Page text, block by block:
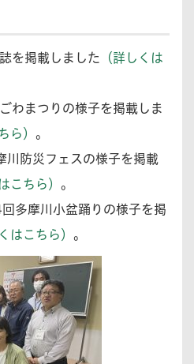
を掲載しました
（詳しくは
わまつりの様子を掲載しま
ら） 。
防災フェスの様子を掲載
こちら） 。
多摩川小盆踊りの様子を掲
はこちら） 。